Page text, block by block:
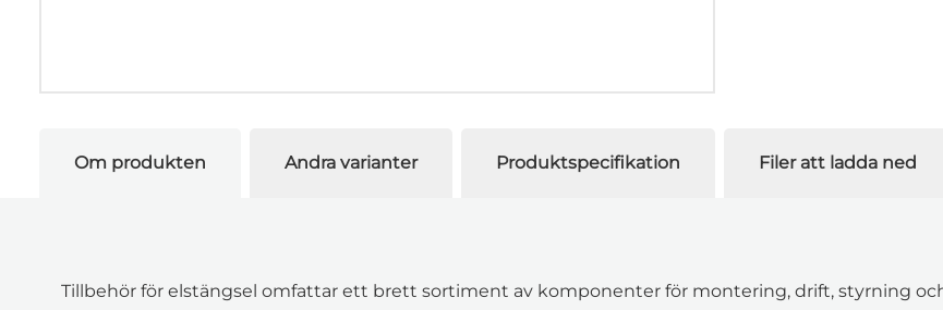
Om produkten Andra varianter Produktspecifikation Filer att ladda ned
Tillbehör för elstängsel omfattar ett brett sortiment av komponenter för montering, drift, styrning